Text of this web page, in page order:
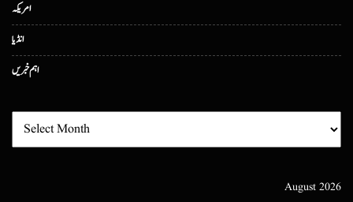
امریکہ
انڈیا
اہم خبریں
August 2026